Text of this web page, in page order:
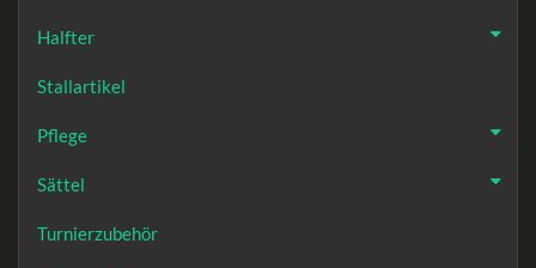
Halfter
Stallartikel
Pflege
Sättel
Turnierzubehör